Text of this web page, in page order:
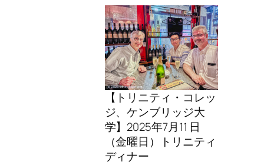
【トリニティ・コレッ
ジ、ケンブリッジ大
学】2025年7月11 日
（金曜日）トリニティ
ディナー